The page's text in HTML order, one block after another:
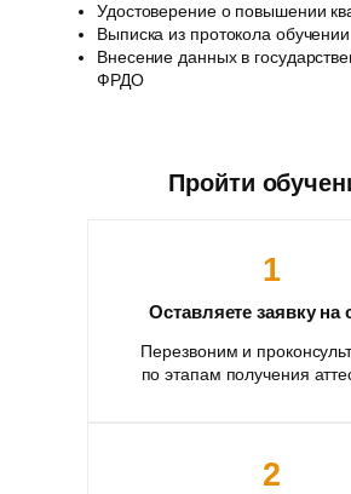
Удостоверение о повышении
Выписка из протокола обучении
Внесение данных в
ФРДО
Пройти
1
Оставляете заявку на
Перезвоним и
по этапам получения
2